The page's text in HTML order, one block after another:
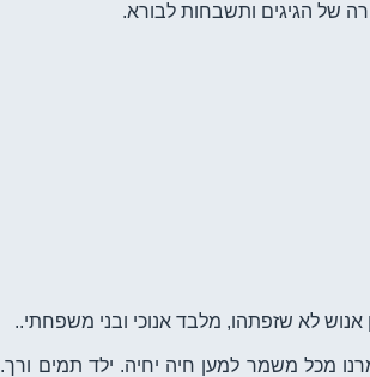
של הגיגים ותשבחות לבורא.
לא שזפתהו, מלבד אנוכי ובני משפחתי..
מכל משמר למען חיה יחיה. ילד תמים ורך.